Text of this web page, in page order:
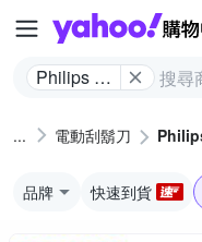
Philips 飛
電動刮鬍刀
品牌 快速到貨